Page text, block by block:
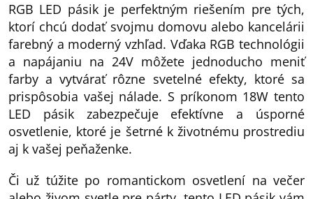
RGB LED pásik je perfektným riešením pre tých,
ktorí chcú dodať svojmu domovu alebo kancelárii
farebný a moderný vzhľad. Vďaka RGB technológii
a napájaniu na 24V môžete jednoducho meniť
farby a vytvárať rôzne svetelné efekty, ktoré sa
prispôsobia vašej nálade. S príkonom 18W tento
LED pásik zabezpečuje efektívne a úsporné
osvetlenie, ktoré je šetrné k životnému prostrediu
aj k vašej peňaženke.
Či už túžite po romantickom osvetlení na večer